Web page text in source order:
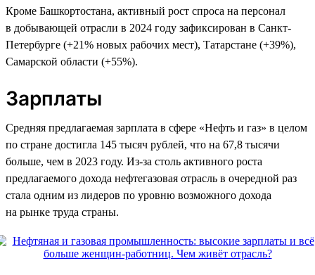
Кроме Башкортостана, активный рост спроса на персонал
в добывающей отрасли в 2024 году зафиксирован в Санкт-
Петербурге (+21% новых рабочих мест), Татарстане (+39%),
Самарской области (+55%).
Зарплаты
Средняя предлагаемая зарплата в сфере «Нефть и газ» в целом
по стране достигла 145 тысяч рублей, что на 67,8 тысячи
больше, чем в 2023 году. Из-за столь активного роста
предлагаемого дохода нефтегазовая отрасль в очередной раз
стала одним из лидеров по уровню возможного дохода
на рынке труда страны.